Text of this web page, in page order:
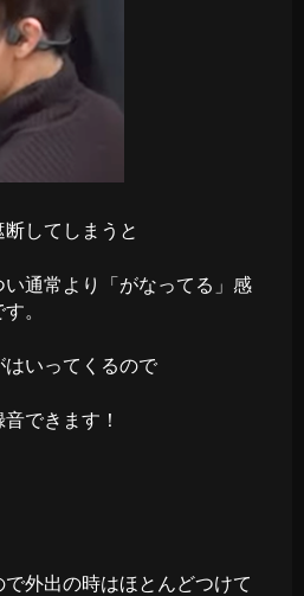
してしまうと
い通常より「がなってる」感
。
はいってくるので
できます！
外出の時はほとんどつけて